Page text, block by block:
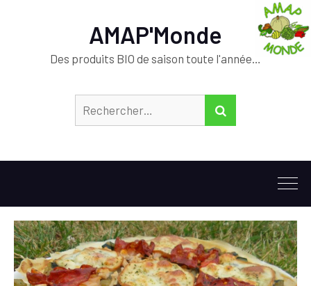
AMAP'Monde
Des produits BIO de saison toute l'année…